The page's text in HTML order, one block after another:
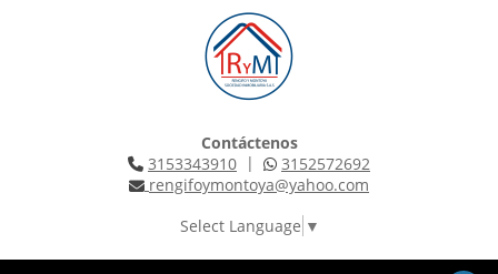
Contáctenos
3153343910 |
3152572692
rengifoymontoya@yahoo.com
Select Language ▼